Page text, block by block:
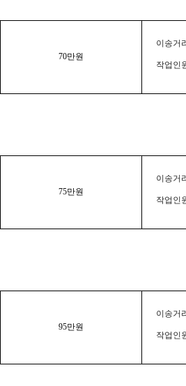
70만원
이송거
작업인
75만원
이송거
작업인
95만원
이송거
작업인